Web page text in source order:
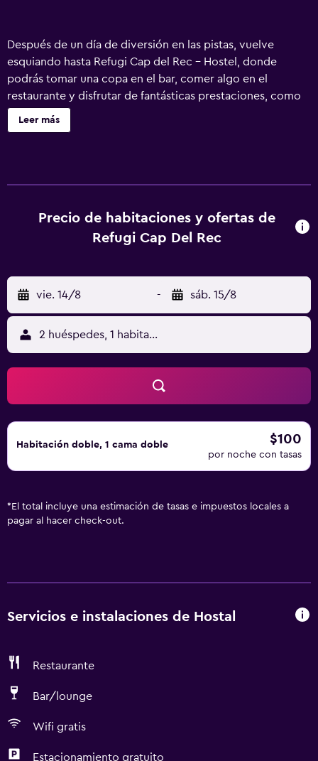
Después de un día de diversión en las pistas, vuelve
esquiando hasta Refugi Cap del Rec - Hostel, donde
podrás tomar una copa en el bar, comer algo en el
restaurante y disfrutar de fantásticas prestaciones, como
forfait y conexión wifi gratis. Refugi Cap del Rec - Hostel
tiene 4 alojamientos. Los huéspedes pueden navegar por
actividades de ocio y esparcimiento que se indican más
abajo en las instalaciones o cerca del alojamiento (es
Leer más
Precio de habitaciones y ofertas de
Refugi Cap Del Rec
vie. 14/8 - sáb. 15/8
2 huéspedes, 1 habitación
Habitación doble, 1 cama doble $100
por noche con tasas
* El total incluye una estimación de tasas e impuestos locales a
pagar al hacer check-out.
Servicios e instalaciones de Hostal
Restaurante
Bar/lounge
Wifi gratis
Estacionamiento gratuito